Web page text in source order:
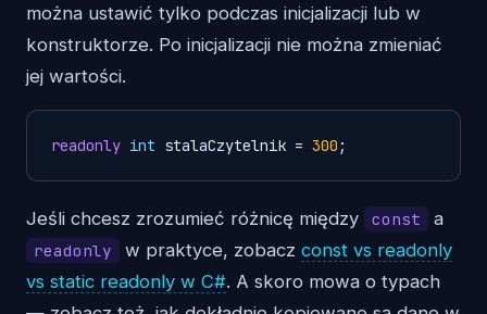
można ustawić tylko podczas inicjalizacji lub w
konstruktorze. Po inicjalizacji nie można zmieniać
jej wartości.
readonly int stalaCzytelnik = 300
Jeśli chcesz zrozumieć różnicę między const a
readonly w praktyce, zobacz const vs readonly
vs static readonly w C#. A skoro mowa o typach